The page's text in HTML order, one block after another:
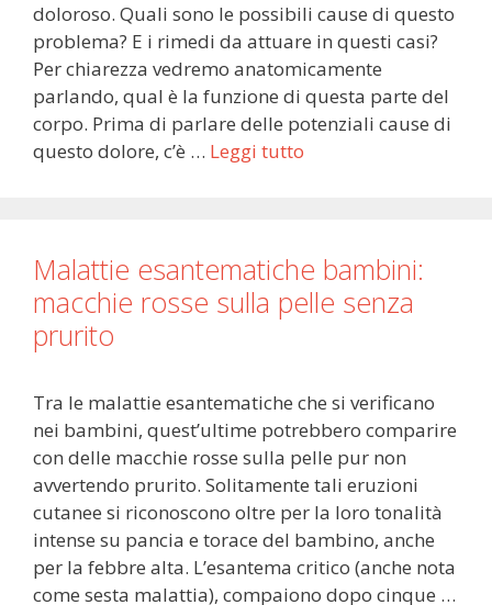
doloroso. Quali sono le possibili cause di questo
problema? E i rimedi da attuare in questi casi?
Per chiarezza vedremo anatomicamente
parlando, qual è la funzione di questa parte del
corpo. Prima di parlare delle potenziali cause di
questo dolore, c’è … Leggi tutto
Malattie esantematiche bambini:
macchie rosse sulla pelle senza
prurito
Tra le malattie esantematiche che si verificano
nei bambini, quest’ultime potrebbero comparire
con delle macchie rosse sulla pelle pur non
avvertendo prurito. Solitamente tali eruzioni
cutanee si riconoscono oltre per la loro tonalità
intense su pancia e torace del bambino, anche
per la febbre alta. L’esantema critico (anche nota
come sesta malattia), compaiono dopo cinque …